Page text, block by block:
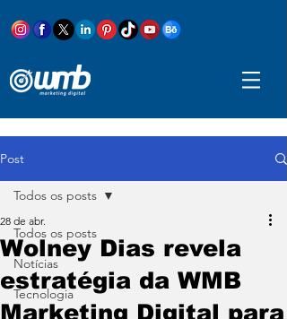
Post
Todos os posts
Notícias
Tecnologia
Todos os posts
Wolney Dias revela
estratégia da WMB
Marketing Digital para
28 de abr.